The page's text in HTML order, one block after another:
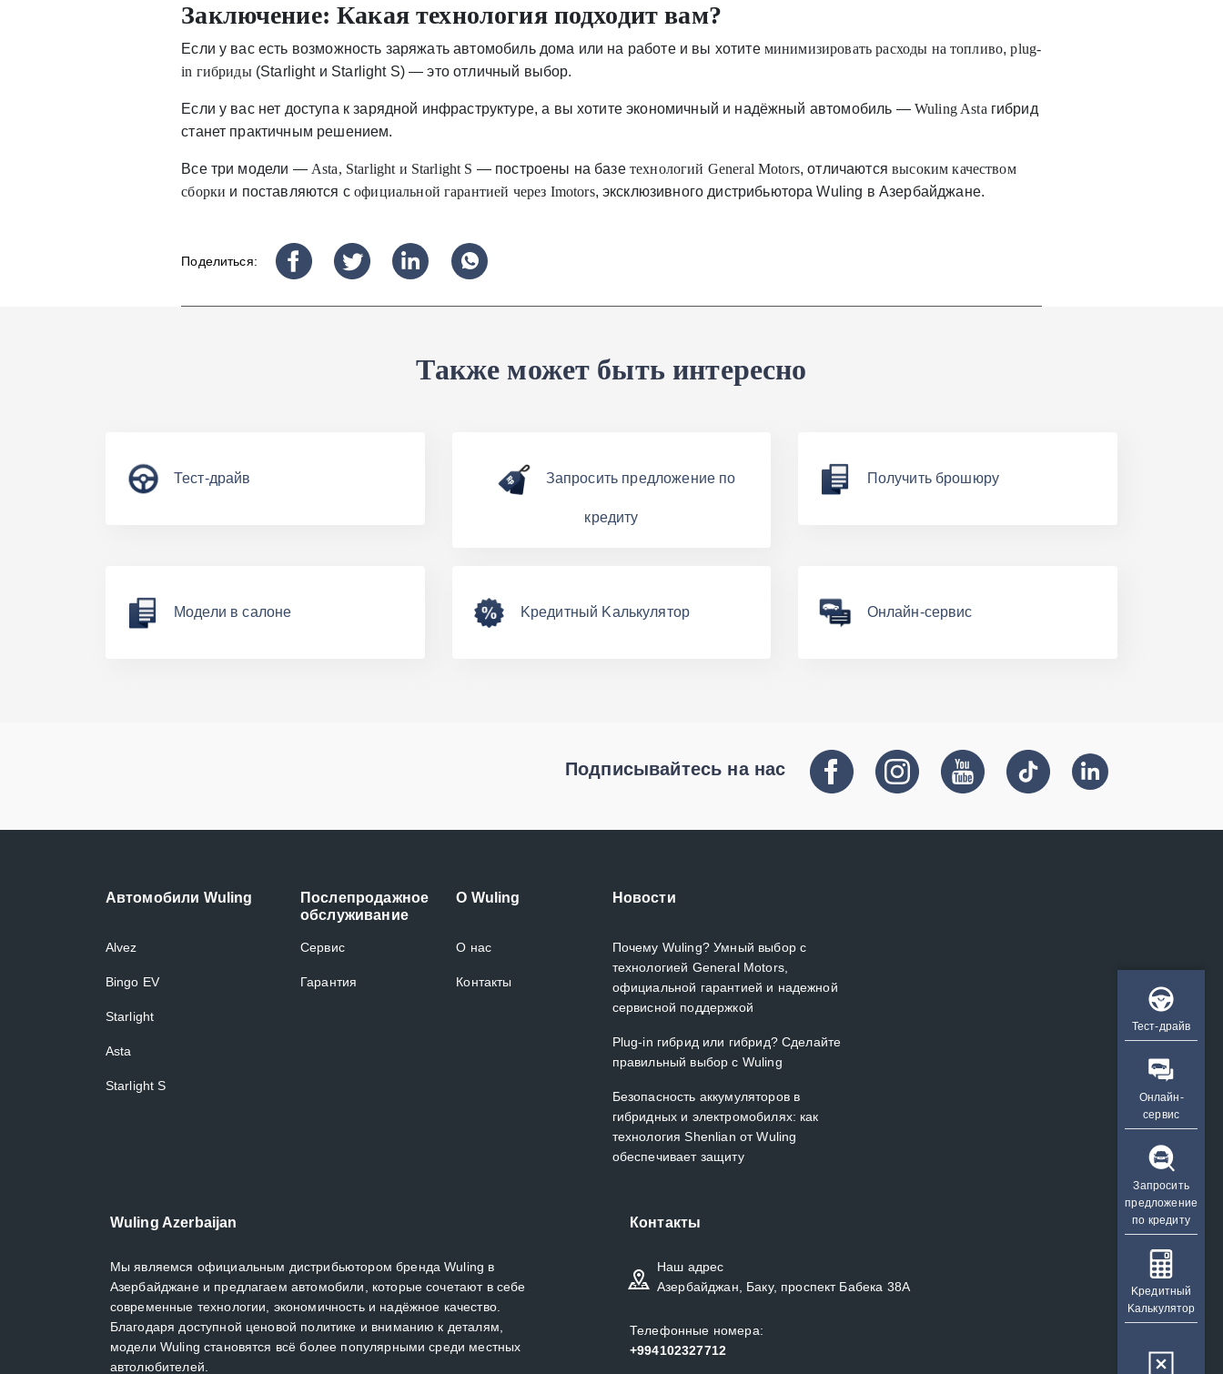
Заключение: Какая технология подходит вам?
Если у вас есть возможность заряжать автомобиль дома или на работе и вы хотите минимизировать расходы на топливо,plug-
in гибриды(Starlight и Starlight S) — это отличный выбор.
Если у вас нет доступа к зарядной инфраструктуре, а вы хотите экономичный и надёжный автомобиль — Wuling Asta гибрид
станет практичным решением.
Все три модели — Asta, Starlight и Starlight S — построены на базе технологий General Motors, отличаютсявысоким качеством
сборки и поставляются софициальной гарантией через Imotors, эксклюзивного дистрибьютора Wuling в Азербайджане.
Поделиться:
Также может быть интересно
Тест-драйв Запросить предложение по
кредиту
Получить брошюру
Модели в салоне Kредитный Kалькулятор Онлайн-сервис
Тест-драйв
Онлайн-
сервис
Запросить
предложение
по кредиту
Kредитный
Kалькулятор
Подписывайтесь на нас
Автомобили Wuling
Alvez
Bingo EV
Starlight
Asta
Starlight S
Послепродажное
обслуживание
Сервис
Гарантия
O Wuling
О нас
Контакты
Новости
Почему Wuling? Умный выбор с
технологией General Motors,
официальной гарантией и надежной
сервисной поддержкой
Plug-in гибрид или гибрид? Сделайте
правильный выбор с Wuling
Безопасность аккумуляторов в
гибридных и электромобилях: как
технология Shenlian от Wuling
обеспечивает защиту
Wuling Azerbaijan
Мы являемся официальным дистрибьютором бренда Wuling в
Азербайджане и предлагаем автомобили, которые сочетают в себе
современные технологии, экономичность и надёжное качество.
Благодаря доступной ценовой политике и вниманию к деталям,
модели Wuling становятся всё более популярными среди местных
автолюбителей.
Контакты
Наш адрес
Азербайджан, Баку, проспект Бабека 38А
Телефонные номера:
+994102327712